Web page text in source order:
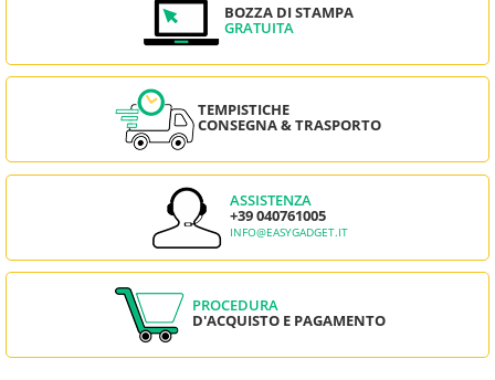
BOZZA DI STAMPA
GRATUITA
TEMPISTICHE
CONSEGNA & TRASPORTO
ASSISTENZA
+39 040761005
INFO@EASYGADGET.IT
PROCEDURA
D'ACQUISTO E PAGAMENTO